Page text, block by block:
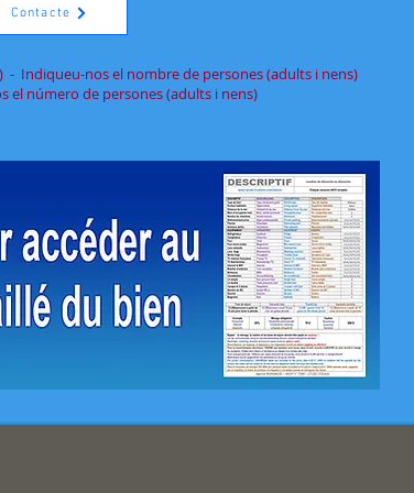
Contacte
Indiqueu-nos el nombre de persones (adults i nens)
el número de persones (adults i nens)